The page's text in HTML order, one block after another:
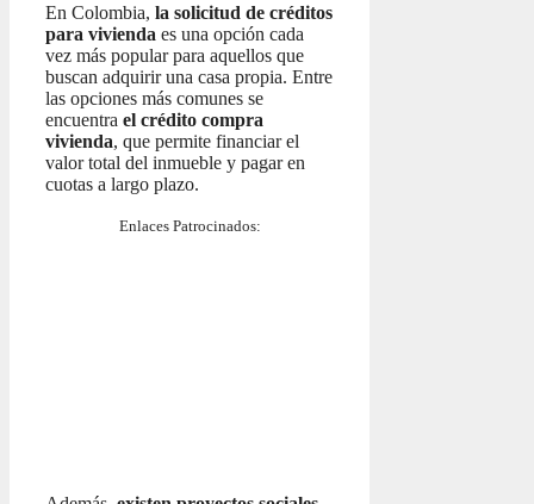
En Colombia, la solicitud de créditos
para vivienda es una opción cada
vez más popular para aquellos que
buscan adquirir una casa propia. Entre
las opciones más comunes se
encuentra el crédito compra
vivienda, que permite financiar el
valor total del inmueble y pagar en
cuotas a largo plazo.
Enlaces Patrocinados: